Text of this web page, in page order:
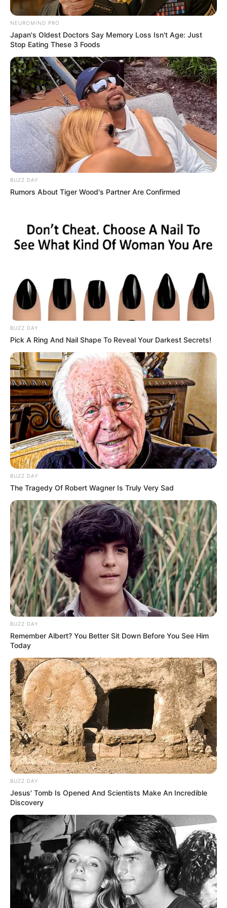
Posted
in
Friss hírek
tudja elvenni a magyarok
pénzét, és a jövőben sem fogja
A nehéz román gazdasági helyzetről, a
vállalkozóknak nyújtott hitelről és az Otthon Start
programról, a nemzeti konzultációról, a hétközi
brüsszeli mentelmi szavazásról, a Tisza Párt
adatszivárgási ügyéről, valamint Krasznahorkai
László irodalmi Nobel-díjáról is beszélt pénteken a
Kossuth Rádiónak adott interjúban Orbán Viktor
miniszterelnök.
„A magyar miniszterelnöknek kötelessége, hogy ha
tud, akkor részt vegyen a külhoni magyarok nagy
rendezvényén”– mondta Orbán Viktor
miniszterelnök péntek reggel a Kossuth Rádió Jó
reggelt, Magyarország! című műsorában, aki
ezúttal Kolozsvárról nyilatkozott. A miniszterelnök
az interjút megelőzően a Facebookon jelentkezett,
tudatva, hogy Zsukiménesen vesz részt a 35 éves
Romániai Magyar Demokrata Szövetség (RMDSZ)
kongresszusán, amelyet ünnepi eseményként
jellemzett.
NEUROMIND PRO
Japan's Oldest Doctors Say Memory Loss Isn't Age: Just
Stop Eating These 3 Foods
BUZZ DAY
Rumors About Tiger Wood's Partner Are Confirmed
BUZZ DAY
Pick A Ring And Nail Shape To Reveal Your Darkest Secrets!
BUZZ DAY
The Tragedy Of Robert Wagner Is Truly Very Sad
BUZZ DAY
Remember Albert? You Better Sit Down Before You See Him
Today
BUZZ DAY
Jesus' Tomb Is Opened And Scientists Make An Incredible
Discovery